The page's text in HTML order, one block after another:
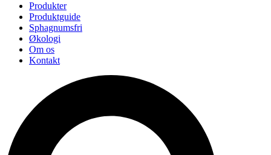
Produkter
Produktguide
Sphagnumsfri
Økologi
Om os
Kontakt